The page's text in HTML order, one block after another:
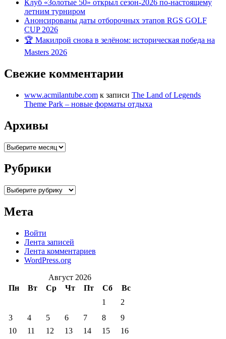
Клуб «Золотые 50» открыл сезон-2026 по-настоящему
летним турниром
Анонсированы даты отборочных этапов RGS GOLF
CUP 2026
🏆 Макилрой снова в зелёном: историческая победа на
Masters 2026
Свежие комментарии
www.acmilantube.com к записи The Land of Legends
Theme Park – новые форматы отдыха
Архивы
Архивы
Рубрики
Рубрики
Мета
Войти
Лента записей
Лента комментариев
WordPress.org
Август 2026
Пн
Вт Ср Чт Пт Сб
Вс
1
2
3
4 5 6 7 8
9
10
11 12 13 14 15
16